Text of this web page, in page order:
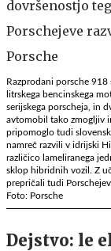
Razprodani porsche
litrskega bencinskega
serijskega porscheja, in
avtomobil tako zmogljiv
pripomoglo tudi
namreč razvili v idrijski
različico lameliranega
sklop hibridnih vozil. Z
prepričali tudi
Foto: Porsche
Dejstvo: le